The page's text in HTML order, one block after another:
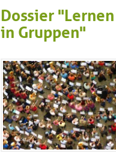
Dossier "Lernen
in Gruppen"